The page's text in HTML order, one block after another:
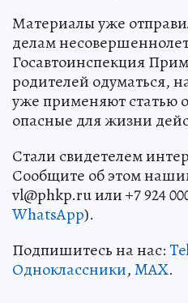
Материалы уже
делам
Госавтоинспекция
родителей одуматься,
уже применяют статью
опасные для жизни
Стали свидетелем
Сообщите об этом
vl@phkp.ru или +7 924
WhatsApp).
Подпишитесь на нас:
Одноклассники,MAX.